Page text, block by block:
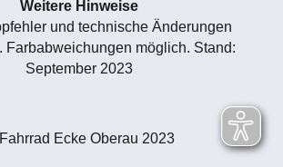
Weitere Hinweise
und technische Änderungen
Farbabweichungen möglich. Stand:
September 2023
Ecke Oberau 2023